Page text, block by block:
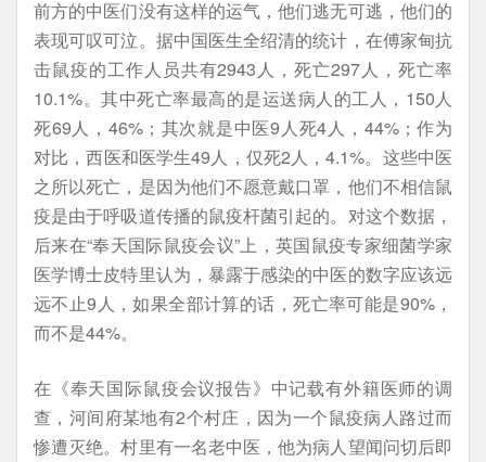
前方的中医们没有这样的运气，他们逃无可逃，他们的
表现可叹可泣。据中国医生全绍清的统计，在傅家甸抗
击鼠疫的工作人员共有2943人，死亡297人，死亡率
10.1%。其中死亡率最高的是运送病人的工人，150人
死69人，46%；其次就是中医9人死4人，44%；作为
对比，西医和医学生49人，仅死2人，4.1%。这些中医
之所以死亡，是因为他们不愿意戴口罩，他们不相信鼠
疫是由于呼吸道传播的鼠疫杆菌引起的。对这个数据，
后来在“奉天国际鼠疫会议”上，英国鼠疫专家细菌学家
医学博士皮特里认为，暴露于感染的中医的数字应该远
远不止9人，如果全部计算的话，死亡率可能是90%，
而不是44%。
在《奉天国际鼠疫会议报告》中记载有外籍医师的调
查，河间府某地有2个村庄，因为一个鼠疫病人路过而
惨遭灭绝。村里有一名老中医，他为病人望闻问切后即